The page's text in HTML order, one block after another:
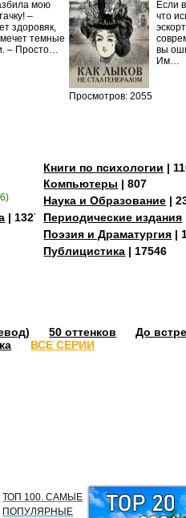
мою
–
здоровяк,
мечет темные
– Просто…
Просмотров: 2055
Если
что
вы
Им…
| 13273
Книги по психологии |
Компьютеры | 807
Наука и Образование |
Периодические издания
Поэзия и Драматургия |
Публицистика | 17546
50 оттенков До
ВСЕ СЕРИИ
ТОП 100. САМЫЕ
ПОПУЛЯРНЫЕ